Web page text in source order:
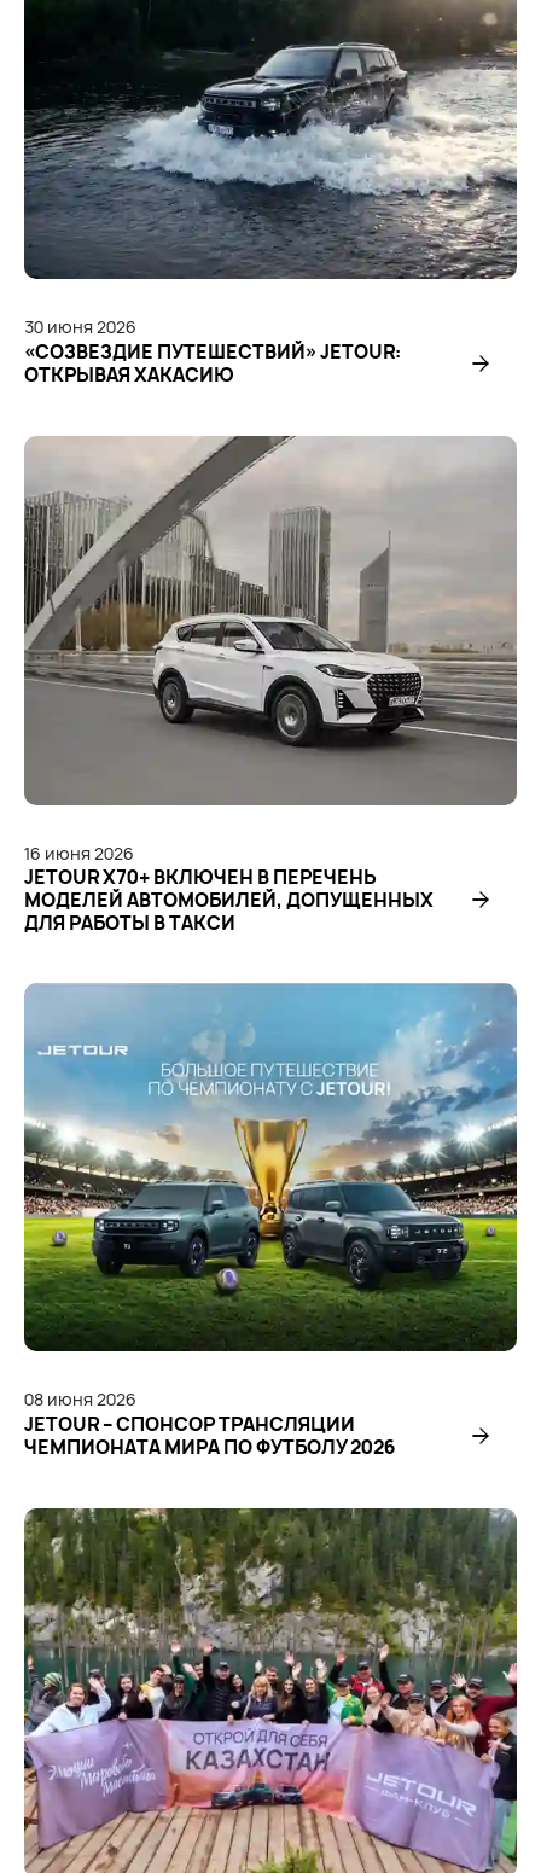
30 июня2026
«СОЗВЕЗДИЕ ПУТЕШЕСТВИЙ» JETOUR:
ОТКРЫВАЯ ХАКАСИЮ
16 июня2026
JETOUR X70+ ВКЛЮЧЕН В ПЕРЕЧЕНЬ
МОДЕЛЕЙ АВТОМОБИЛЕЙ, ДОПУЩЕННЫХ
ДЛЯ РАБОТЫ В ТАКСИ
08 июня2026
JETOUR – СПОНСОР ТРАНСЛЯЦИИ
ЧЕМПИОНАТА МИРА ПО ФУТБОЛУ 2026